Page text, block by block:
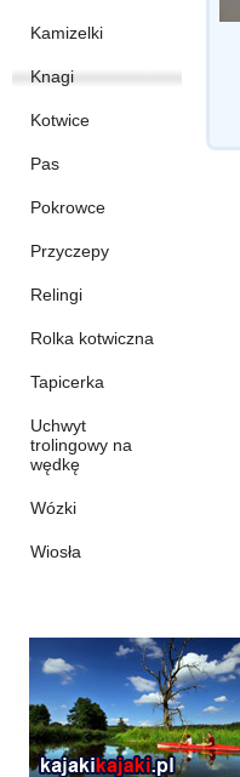
Kamizelki
Knagi
Kotwice
Pas
Pokrowce
Przyczepy
Relingi
Rolka kotwiczna
Tapicerka
Uchwyt
trolingowy na
wędkę
Wózki
Wiosła